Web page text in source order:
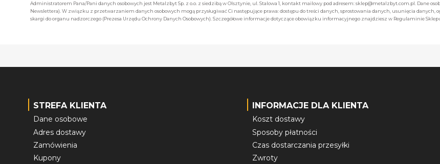
Administratorem Pana/Pani danych osobowych jest Metalzbyt Sp. z o.o. z siedzibą w Olsztynie, ul. Stalowa 1, kontakt mailowy pod adresem: sklep@metalzbyt.com.pl. Dane
Newslettera). W związku z przetwarzaniem danych osobowych mogą przysługiwać Ci następujące prawa: dostępu do treści danych, sprostowania danych, usunięcia
skargi do organu nadzorczego (Prezesa Urzędu Ochrony Danych Osobowych). Szczegółowe informacje dotyczące obowiązku informacyjnego znajdziesz w Regulaminie
STREFA KLIENTA
Dane osobowe
Adres dostawy
Zamówienia
Kupony
INFORMACJE DLA KLIENTA
Koszt dostawy
Sposoby płatności
Czas dostarczania przesyłki
Zwroty